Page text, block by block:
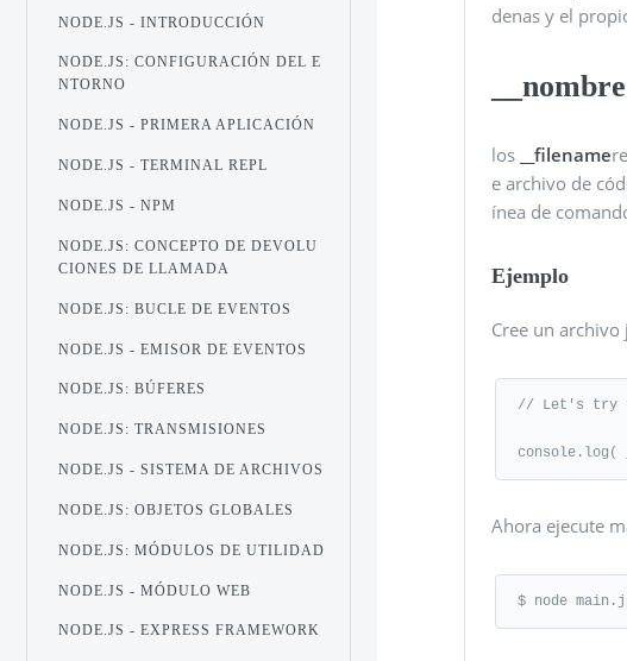
denas y el
los __filename
e archivo de
ínea de
Ejemplo
Cree un
// Let's try
console.log(
Ahora ejecute
$ node
NODE.JS - INTRODUCCIÓN
NODE.JS: CONFIGURACIÓN DEL E
NTORNO
NODE.JS - PRIMERA APLICACIÓN
NODE.JS - TERMINAL REPL
NODE.JS - NPM
NODE.JS: CONCEPTO DE DEVOLU
CIONES DE LLAMADA
NODE.JS: BUCLE DE EVENTOS
NODE.JS - EMISOR DE EVENTOS
NODE.JS: BÚFERES
NODE.JS: TRANSMISIONES
NODE.JS - SISTEMA DE ARCHIVOS
NODE.JS: OBJETOS GLOBALES
NODE.JS: MÓDULOS DE UTILIDAD
NODE.JS - MÓDULO WEB
NODE.JS - EXPRESS FRAMEWORK